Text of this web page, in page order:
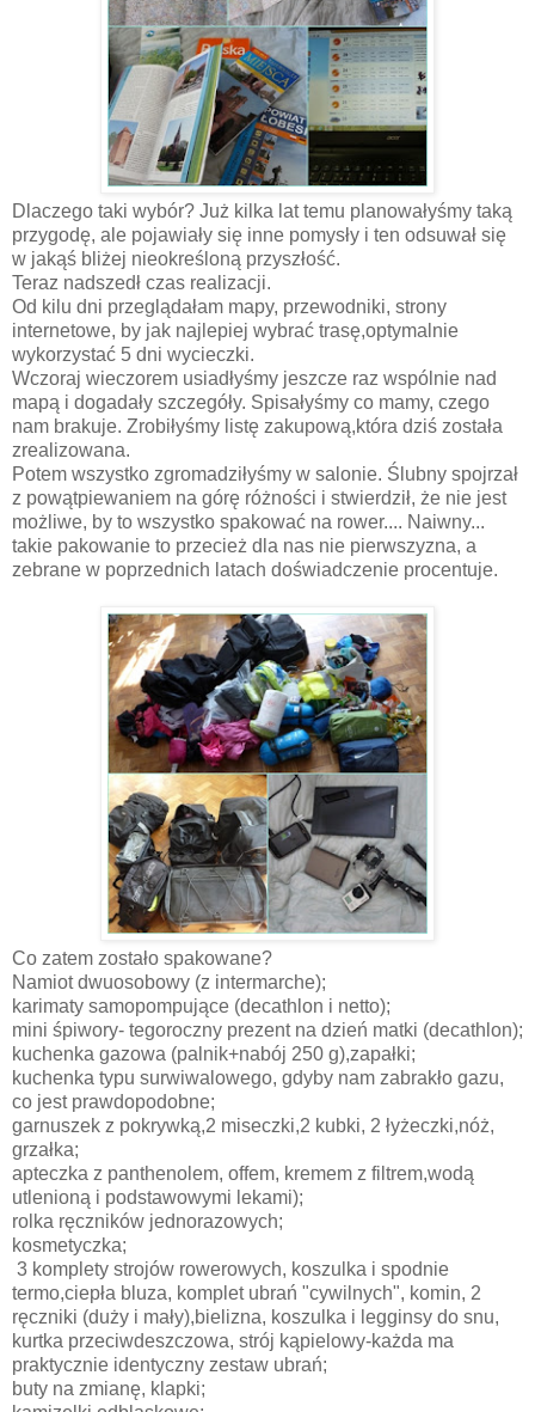
Dlaczego taki wybór? Już kilka lat temu planowałyśmy taką
przygodę, ale pojawiały się inne pomysły i ten odsuwał się
w jakąś bliżej nieokreśloną przyszłość.
Teraz nadszedł czas realizacji.
Od kilu dni przeglądałam mapy, przewodniki, strony
internetowe, by jak najlepiej wybrać trasę,optymalnie
wykorzystać 5 dni wycieczki.
Wczoraj wieczorem usiadłyśmy jeszcze raz wspólnie nad
mapą i dogadały szczegóły. Spisałyśmy co mamy, czego
nam brakuje. Zrobiłyśmy listę zakupową,która dziś została
zrealizowana.
Potem wszystko zgromadziłyśmy w salonie. Ślubny spojrzał
z powątpiewaniem na górę różności i stwierdził, że nie jest
możliwe, by to wszystko spakować na rower.... Naiwny...
takie pakowanie to przecież dla nas nie pierwszyzna, a
zebrane w poprzednich latach doświadczenie procentuje.
Co zatem zostało spakowane?
Namiot dwuosobowy (z intermarche);
karimaty samopompujące (decathlon i netto);
mini śpiwory- tegoroczny prezent na dzień matki (decathlon);
kuchenka gazowa (palnik+nabój 250 g),zapałki;
kuchenka typu surwiwalowego, gdyby nam zabrakło gazu,
co jest prawdopodobne;
garnuszek z pokrywką,2 miseczki,2 kubki, 2 łyżeczki,nóż,
grzałka;
apteczka z panthenolem, offem, kremem z filtrem,wodą
utlenioną i podstawowymi lekami);
rolka ręczników jednorazowych;
kosmetyczka;
3 komplety strojów rowerowych, koszulka i spodnie
termo,ciepła bluza, komplet ubrań "cywilnych", komin, 2
ręczniki (duży i mały),bielizna, koszulka i legginsy do snu,
kurtka przeciwdeszczowa, strój kąpielowy-każda ma
praktycznie identyczny zestaw ubrań;
buty na zmianę, klapki;